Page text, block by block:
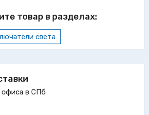
товар в разделах:
света
в СПб